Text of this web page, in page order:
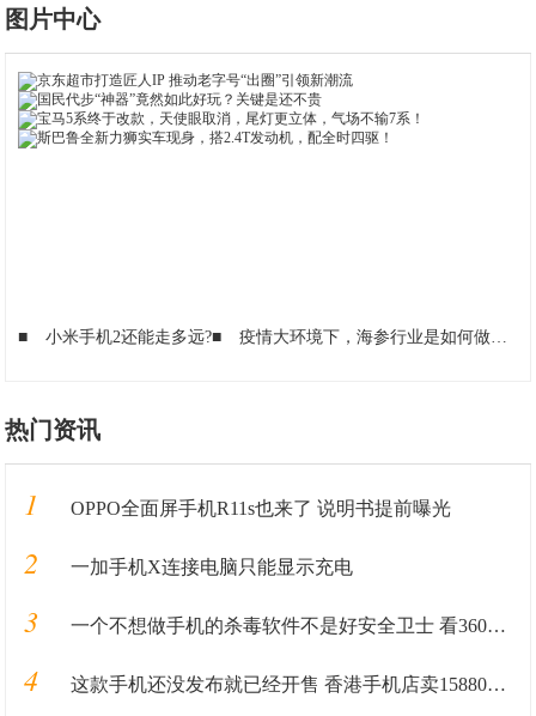
图片中心
■ 小米手机2还能走多远?■ 疫情大环境下，海参行业是如何做到稳赚不赔的？
热门资讯
1 OPPO全面屏手机R11s也来了 说明书提前曝光
2 一加手机X连接电脑只能显示充电
3 一个不想做手机的杀毒软件不是好安全卫士 看360击穿小米性价比
4 这款手机还没发布就已经开售 香港手机店卖15880港币